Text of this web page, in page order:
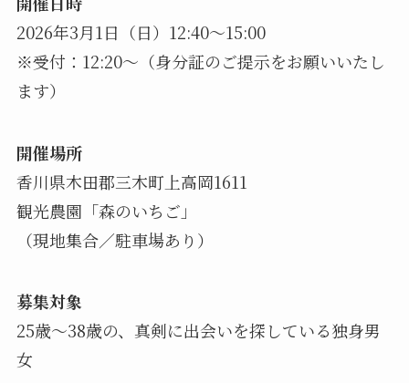
2026年3月1日（日）12:40〜15:00
※受付：12:20～（身分証のご提示をお願いいたし
ます）
開催場所
香川県木田郡三木町上高岡1611
観光農園「森のいちご」
（現地集合／駐車場あり）
募集対象
25歳〜38歳の、真剣に出会いを探している独身男
女